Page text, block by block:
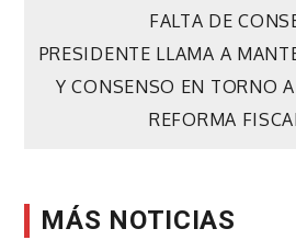
entradas
FALTA DE
PRESIDENTE LLAMA A
Y CONSENSO EN TORNO
REFORMA
MÁS NOTICIAS